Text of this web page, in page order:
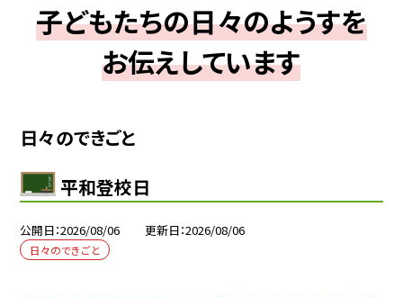
子どもたちの日々のようすを
お伝えしています
日々のできごと
平和登校日
公開日 2026/08/06 更新日 2026/08/06
日々のできごと